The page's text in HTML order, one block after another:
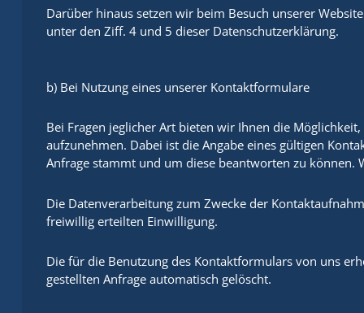
Darüber hinaus setzen wir beim Besuch unserer
unter den Ziff. 4 und 5 dieser Datenschutzerklärung.
b) Bei Nutzung eines unserer Kontaktformulare
Bei Fragen jeglicher Art bieten wir Ihnen die
aufzunehmen. Dabei ist die Angabe eines gültigen
Anfrage stammt und um diese beantworten zu
Die Datenverarbeitung zum Zwecke der
freiwillig erteilten Einwilligung.
Die für die Benutzung des Kontaktformulars von uns
gestellten Anfrage automatisch gelöscht.